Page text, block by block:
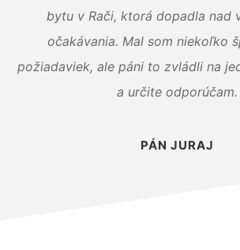
bytu v Rači, ktorá dopadla nad
očakávania. Mal som niekoľko
požiadaviek, ale páni to zvládli na
a určite odporúčam.
PÁN JURAJ